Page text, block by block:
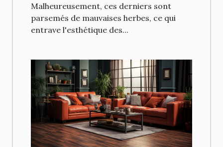
Malheureusement, ces derniers sont
parsemés de mauvaises herbes, ce qui
entrave l'esthétique des...